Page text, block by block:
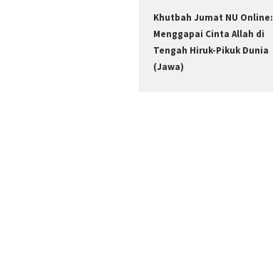
Khutbah Jumat NU Online:
Menggapai Cinta Allah di
Tengah Hiruk-Pikuk Dunia
(Jawa)